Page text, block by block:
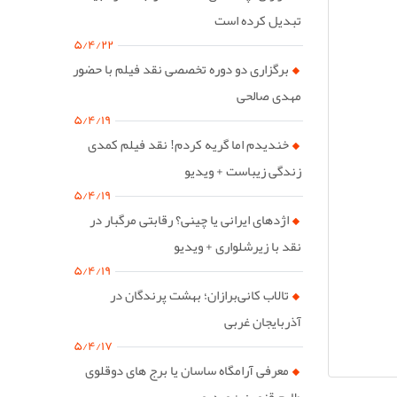
تبدیل کرده است
۵/۴/۲۲
برگزاری دو دوره تخصصی نقد فیلم با حضور
مهدی صالحی
۵/۴/۱۹
خندیدم اما گریه کردم! نقد فیلم کمدی
زندگی زیباست + ویدیو
۵/۴/۱۹
اژدهای ایرانی یا چینی؟ رقابتی مرگبار در
نقد با زیرشلواری + ویدیو
۵/۴/۱۹
تالاب کانی‌برازان؛ بهشت پرندگان در
آذربایجان غربی
۵/۴/۱۷
معرفی آرامگاه ساسان یا برج های دوقلوی